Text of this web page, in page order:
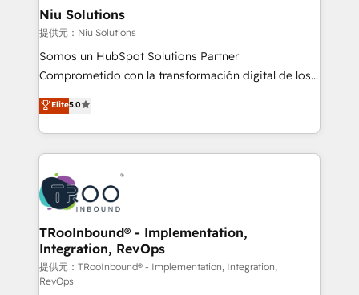
uniendo visión estratégica y excelencia técnica para
generar resultados medibles. Apoyamos a empresas
de construcción, educación, tecnología, retail, e-
commerce, salud, financieras, seguros y servicios,
tomar decisiones basadas en datos. 🌎 Highlights:
5+ años como partner HubSpot 100+
LATAM 2025 🏆 Impulsamos crecimiento con CRM +
IA en múltiples industrias. 👉 ¿Listo para transformar
Niu Solutions
提供元：Niu Solutions
Somos un HubSpot Solutions Partner
Comprometido con la transformación digital de los
procesos comerciales de las empresas en
Latinoamérica, con un enfoque en Marketing, Ventas
y Servicio al Cliente. Somos un equipo de trabajo
multidisciplinario de alto rendimiento, con
conocimiento y experiencia enfocado en: 1.
Optimizar la eficiencia operativa de nuestros
clientes 2. Mejorar la experiencia del cliente 3.
Asegurar resultados medibles Nos especializamos
en bancos, seguros, e-commerce, Desarrolladores
Inmobiliarios y Empresas Distribuidoras de
Productos
Elite5.0
TRooInbound® - Implementation,
Integration, RevOps
提供元：TRooInbound® - Implementation, Integration,
RevOps